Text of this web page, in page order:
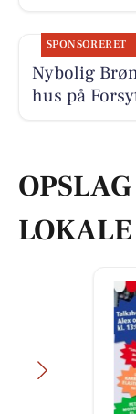
SPONSORERET
Nybolig
hus på